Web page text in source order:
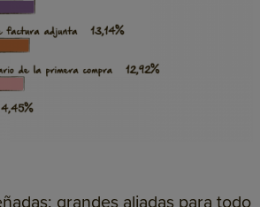
grandes aliadas para todo